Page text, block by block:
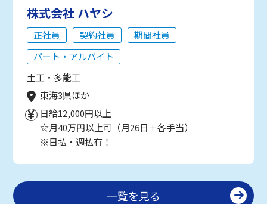
株式会社 ハヤシ
正社員 契約社員
期間社員
パート・アルバイト
土工・多能工
東海3県ほか
日給12,000円以上
☆月40万円以上可（月26日＋各手当）
※日払・週払有！
一覧を見る